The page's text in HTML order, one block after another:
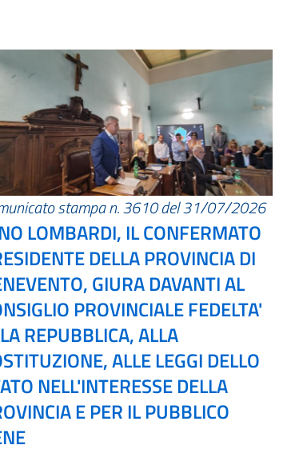
stampa n. 3610 del 31/07/2026
LOMBARDI, IL CONFERMATO
DELLA PROVINCIA DI
GIURA DAVANTI AL
PROVINCIALE FEDELTA'
REPUBBLICA, ALLA
ALLE LEGGI DELLO
NELL'INTERESSE DELLA
E PER IL PUBBLICO